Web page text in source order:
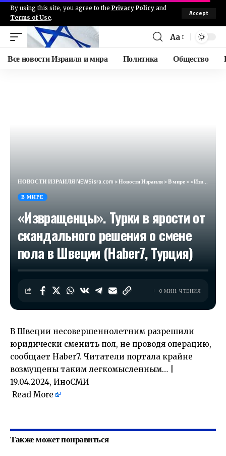
By using this site, you agree to the Privacy Policy and
Terms of Use.
Accept
Aa
Все новости Израиля и мира Политика Общество
НОВОСТИ ИЗРАИЛЯ NEWSisra.com >Новости Израиля>В мире>«Извращенцы». Турки в ярости от скандального решения о смене пола в Швеции (Haber7, Турция)
В МИРЕ
«Извращенцы». Турки в ярости от
скандального решения о смене
пола в Швеции (Haber7, Турция)
0 МИН. ЧТЕНИЯ
В Швеции несовершеннолетним разрешили
юридически сменить пол, не проводя операцию,
сообщает Haber7. Читатели портала крайне
возмущены таким легкомысленным… |
19.04.2024, ИноСМИ
Read More
Также может понравиться